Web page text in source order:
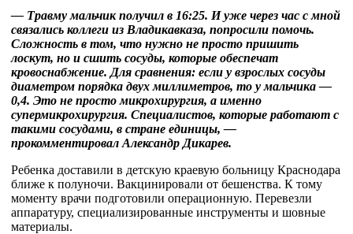
— Травму мальчик получил в 16:25. И уже через час с мной
связались коллеги из Владикавказа, попросили помочь.
Сложность в том, что нужно не просто пришить
лоскут, но и сшить сосуды, которые обеспечат
кровоснабжение. Для сравнения: если у взрослых сосуды
диаметром порядка двух миллиметров, то у мальчика —
0,4. Это не просто микрохирургия, а именно
супермикрохирургия. Специалистов, которые работают с
такими сосудами, в стране единицы, —
прокомментировал Александр Дикарев.
Ребенка доставили в детскую краевую больницу Краснодара
ближе к полуночи. Вакцинировали от бешенства. К тому
моменту врачи подготовили операционную. Перевезли
аппаратуру, специализированные инструменты и шовные
материалы.